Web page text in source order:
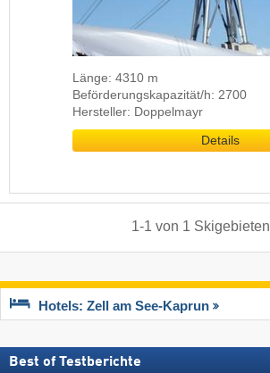
Länge: 4310 m
Beförderungskapazität/h: 2700
Hersteller: Doppelmayr
Details
1-1 von 1 Skigebieten
Hotels: Zell am See-Kaprun
Best of Testberichte